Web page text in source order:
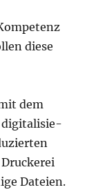
die­se
dem
digi­ta­li­sie­
Dateien.